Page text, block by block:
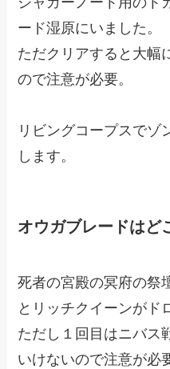
ード湿原にいました。
ただクリアすると大幅
ので注意が必要。
リビングコープスでゾ
します。
オウガブレードはど
死者の宮殿の冥府の祭
とリッチクイーンがド
ただし１回目はニバス
いけないので注意が必